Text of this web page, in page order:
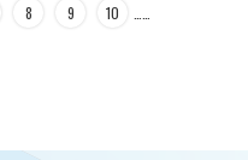
8 9 10